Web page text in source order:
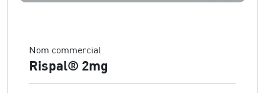
Nom commercial
Rispal® 2mg